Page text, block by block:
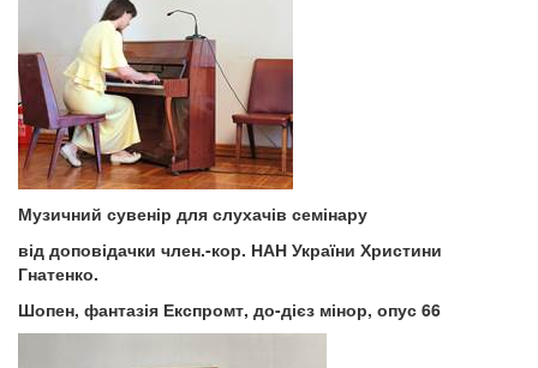
Музичний сувенір для слухачів семінару
від доповідачки член.-кор. НАН України Христини
Гнатенко.
Шопен, фантазія Експромт, до-дієз мінор, опус 66